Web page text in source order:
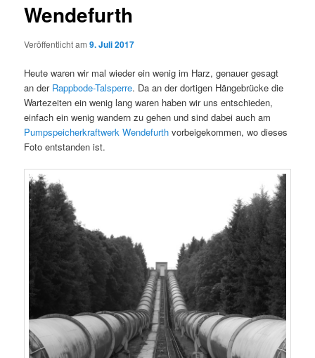
Wendefurth
Veröffentlicht am9. Juli 2017
Heute waren wir mal wieder ein wenig im Harz, genauer gesagt
an derRappbode-Talsperre. Da an der dortigen Hängebrücke die
Wartezeiten ein wenig lang waren haben wir uns entschieden,
einfach ein wenig wandern zu gehen und sind dabei auch am
Pumpspeicherkraftwerk Wendefurth vorbeigekommen, wo dieses
Foto entstanden ist.